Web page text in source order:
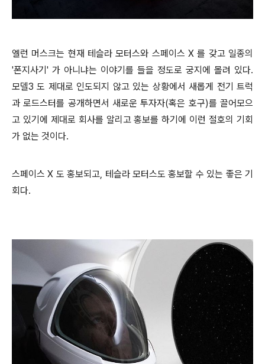
엘런 머스크는 현재 테슬라 모터스와 스페이스 X 를 갖고 일종의
'폰지사기' 가 아니냐는 이야기를 들을 정도로 궁지에 몰려 있다.
모델3 도 제대로 인도되지 않고 있는 상황에서 새롭게 전기 트럭
과 로드스터를 공개하면서 새로운 투자자(혹은 호구)를 끌어모으
고 있기에 제대로 회사를 알리고 홍보를 하기에 이런 절호의 기회
가 없는 것이다.
스페이스 X 도 홍보되고, 테슬라 모터스도 홍보할 수 있는 좋은 기
회다.